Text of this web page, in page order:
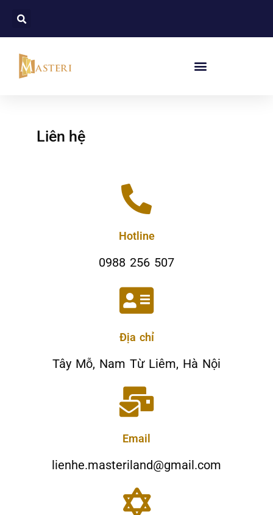
Liên hệ
Hotline
0988 256 507
Địa chỉ
Tây Mỗ, Nam Từ Liêm, Hà Nội
Email
lienhe.masteriland@gmail.com